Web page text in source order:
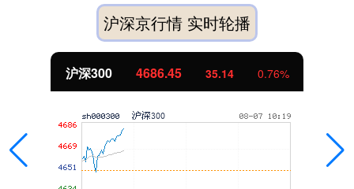
沪深京行情 实时轮播
沪深300 4686.45 35.14 0.76%